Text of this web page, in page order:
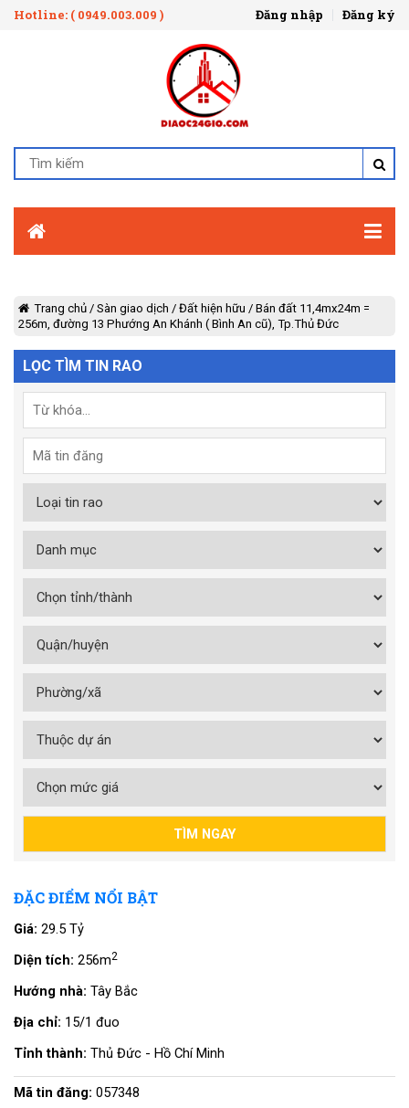
Hotline: ( 0949.003.009 ) Đăng nhập Đăng ký
Trang chủ / Sàn giao dịch / Đất hiện hữu / Bán đất 11,4mx24m =
256m, đường 13 Phướng An Khánh ( Bình An cũ), Tp.Thủ Đức
LỌC TÌM TIN RAO
ĐẶC ĐIỂM NỔI BẬT
Giá: 29.5 Tỷ
Diện tích: 256m2
Hướng nhà: Tây Bắc
Địa chỉ: 15/1 đuo
Tỉnh thành: Thủ Đức - Hồ Chí Minh
Mã tin đăng: 057348